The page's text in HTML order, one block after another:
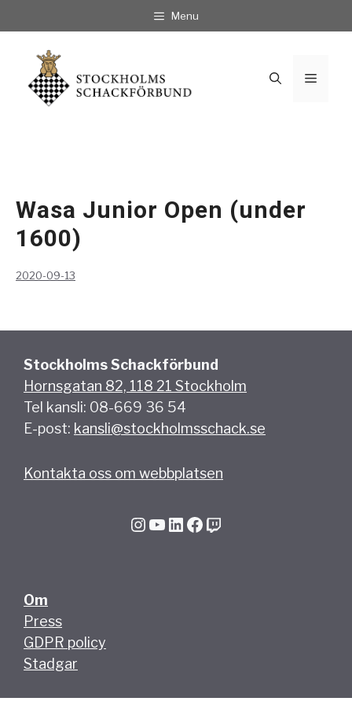
till
innehåll
Menu
Meny
Wasa Junior Open (under
1600)
2020-09-13
Stockholms Schackförbund
Hornsgatan 82, 118 21 Stockholm
Tel kansli: 08-669 36 54
E-post: kansli@stockholmsschack.se
Kontakta oss om webbplatsen
InstagramYouTube LinkedIn Facebook Twitch
Om
Press
GDPR policy
Stadgar